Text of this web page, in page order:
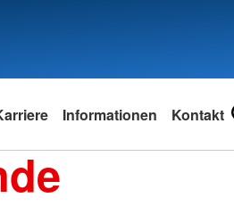
Informationen Kontakt